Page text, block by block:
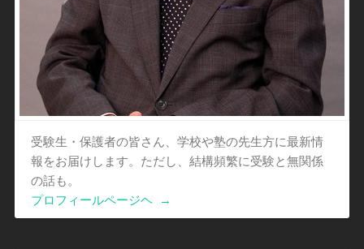
受験生・保護者の皆さん、学校や塾の先生方に最新情
報をお届けします。ただし、結構頻繁に受験と無関係
の話も。
プロフィールページヘ
→